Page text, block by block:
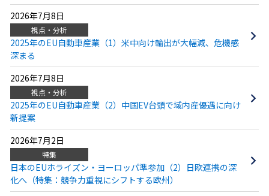
2026年7月8日
視点・分析
2025年のEU自動車産業（1）米中向け輸出が大幅減、危機感
深まる
2026年7月8日
視点・分析
2025年のEU自動車産業（2）中国EV台頭で域内産優遇に向け
新提案
2026年7月2日
特集
日本のEUホライズン・ヨーロッパ準参加（2）日欧連携の深
化へ（特集：競争力重視にシフトする欧州）